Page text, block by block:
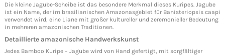
Die kleine Jagube-Scheibe ist das besondere Merkmal dieses Kuripes. Jagube
ist ein Name, der im brasilianischen Amazonasgebiet für Banisteriopsis caapi
verwendet wird, eine Liane mit großer kultureller und zeremonieller Bedeutung
in mehreren amazonischen Traditionen.
Detaillierte amazonische Handwerkskunst
Jedes Bamboo Kuripe – Jagube wird von Hand gefertigt, mit sorgfältiger